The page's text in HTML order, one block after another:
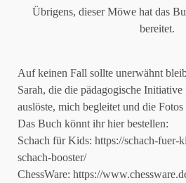
Übrigens, dieser Möwe hat das
bereitet.
Auf keinen Fall sollte unerwähnt
Sarah, die die pädagogische
auslöste, mich begleitet und die Fotos
Das Buch könnt ihr hier bestellen:
Schach für Kids: https://schach-fuer-
schach-booster/
ChessWare: https://